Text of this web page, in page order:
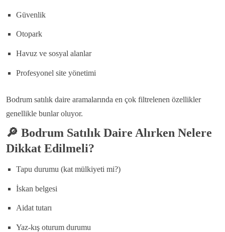
Güvenlik
Otopark
Havuz ve sosyal alanlar
Profesyonel site yönetimi
Bodrum satılık daire aramalarında en çok filtrelenen özellikler
genellikle bunlar oluyor.
🔎 Bodrum Satılık Daire Alırken Nelere
Dikkat Edilmeli?
Tapu durumu (kat mülkiyeti mi?)
İskan belgesi
Aidat tutarı
Yaz-kış oturum durumu